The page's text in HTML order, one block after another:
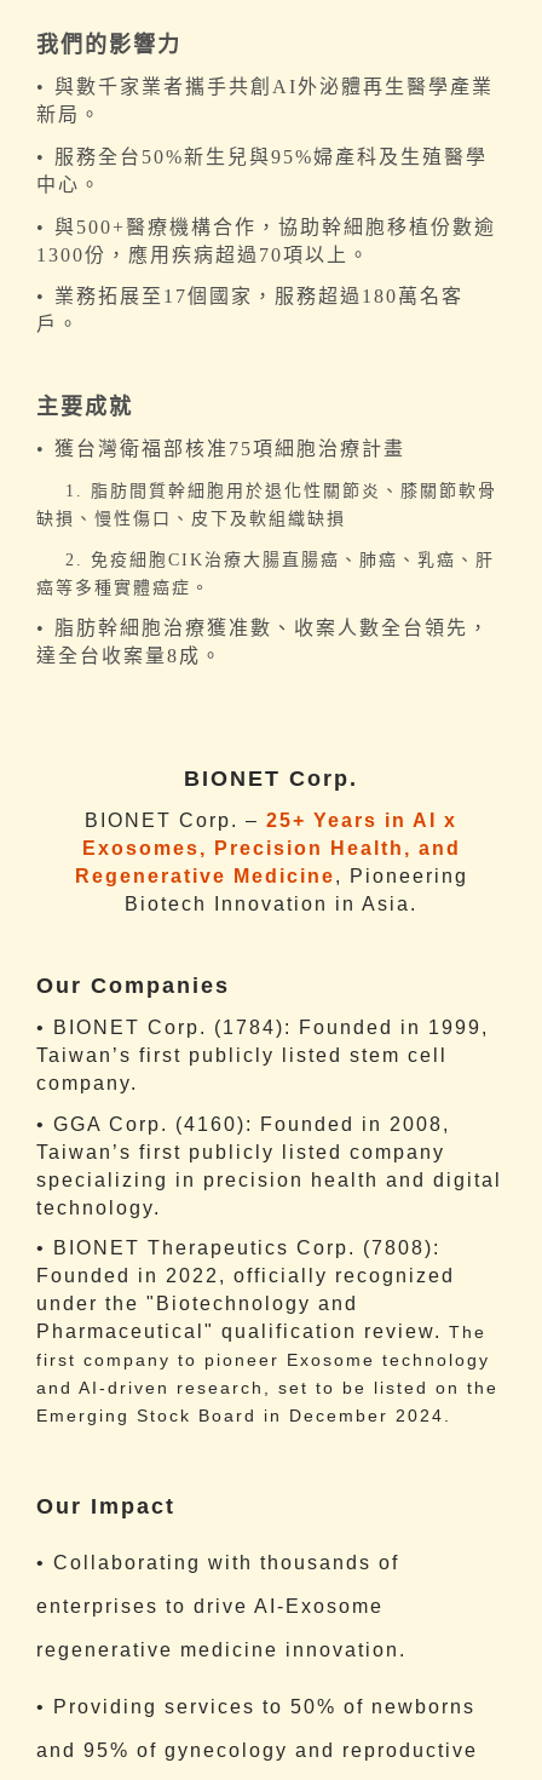
我們的影響力
• 與數千家業者攜手共創AI外泌體再生醫學產業
新局。
•
服務全台50%新生兒與95%婦產科及生殖醫學
中心。
• 與500+醫療機構合作，協助幹細胞移植份數逾
1300份，應用疾病超過70項以上。
•
業務拓展至17個國家，服務超過180萬名客
戶。
主要成就
• 獲台灣衛福部核准75項細胞治療計畫
1. 脂肪間質幹細胞用於退化性關節炎、膝關節軟骨
缺損、慢性傷口、 皮下及軟組織缺損
2. 免疫細胞CIK治療大腸直腸癌、肺癌、乳癌、肝
癌等多種實體癌症。
•
脂肪幹細胞治療獲准數、收案人數全台領先，
達全台收案量8成。
BIONET Corp.
BIONET Corp. – 25+ Years in AI x
Exosomes, Precision Health, and
Regenerative Medicine, Pioneering
Biotech Innovation in Asia.
Our Companies
• BIONET Corp. (1784): Founded in 1999,
Taiwan’s first publicly listed stem cell
company.
• GGA Corp. (4160): Founded in 2008,
Taiwan’s first publicly listed company
specializing in precision health and digital
technology.
• BIONET Therapeutics Corp. (7808):
Founded in 2022, officially recognized
under the "Biotechnology and
Pharmaceutical" qualification review. The
first company to pioneer Exosome technology
and AI-driven research, set to be listed on the
Emerging Stock Board in December 2024.
Our Impact
• Collaborating with thousands of
enterprises to drive AI-Exosome
regenerative medicine innovation.
• Providing services to 50% of newborns
and 95% of gynecology and reproductive